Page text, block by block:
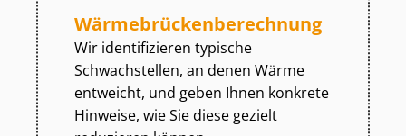
Wär­me­brü­cken­be­rech­nung
Wir identifizieren typische
Schwachstellen, an denen Wärme
entweicht, und geben Ihnen konkrete
Hinweise, wie Sie diese gezielt